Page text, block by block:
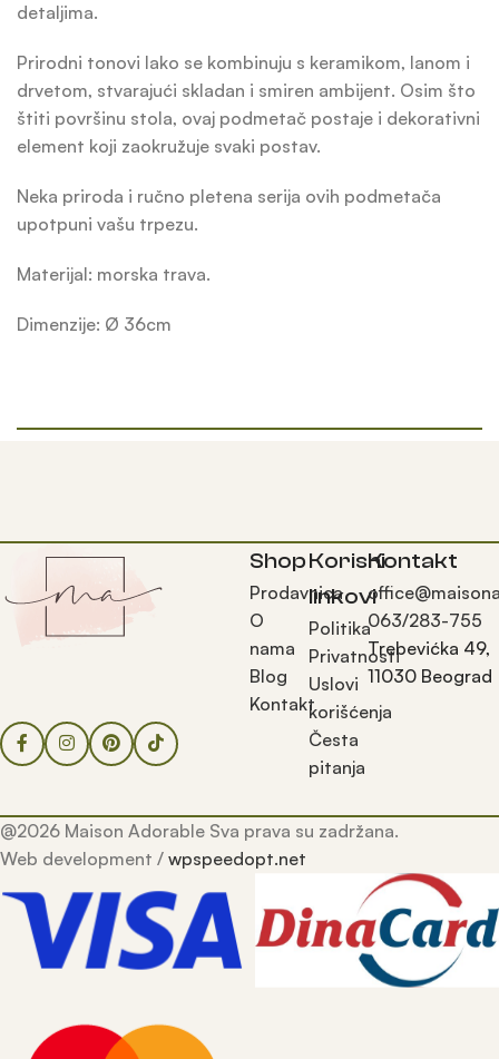
detaljima.
Prirodni tonovi lako se kombinuju s keramikom, lanom i
drvetom, stvarajući skladan i smiren ambijent. Osim što
štiti površinu stola, ovaj podmetač postaje i dekorativni
element koji zaokružuje svaki postav.
Neka priroda i ručno pletena serija ovih podmetača
upotpuni vašu trpezu.
Materijal: morska trava.
Dimenzije: Ø 36cm
Shop
Prodavnica
O
nama
Blog
Kontakt
Korisni
linkovi
Politika
Privatnosti
Uslovi
korišćenja
Česta
pitanja
Kontakt
063/283-755
Trebevićka 49,
11030 Beograd
@2026 Maison Adorable Sva prava su zadržana.
Web development / wpspeedopt.net